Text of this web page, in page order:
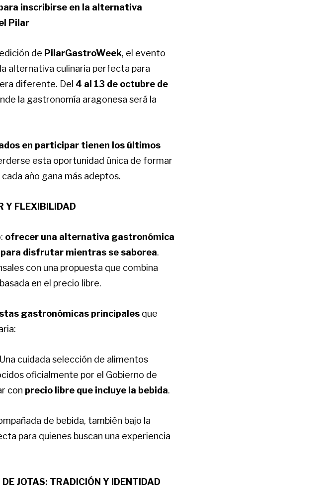
inscribirse en la alternativa
Pilar
de PilarGastroWeek, el evento
alternativa culinaria perfecta para
diferente. Del 4 al 13 de octubre de
la gastronomía aragonesa será la
en participar tienen los últimos
esta oportunidad única de formar
año gana más adeptos.
Y FLEXIBILIDAD
ofrecer una alternativa gastronómica
disfrutar mientras se saborea.
con una propuesta que combina
en el precio libre.
gastronómicas principales que
cuidada selección de alimentos
oficialmente por el Gobierno de
con precio libre que incluye la bebida.
de bebida, también bajo la
para quienes buscan una experiencia
JOTAS: TRADICIÓN Y IDENTIDAD